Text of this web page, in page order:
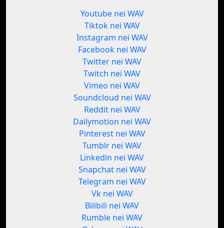
Youtube nei WAV
Tiktok nei WAV
Instagram nei WAV
Facebook nei WAV
Twitter nei WAV
Twitch nei WAV
Vimeo nei WAV
Soundcloud nei WAV
Reddit nei WAV
Dailymotion nei WAV
Pinterest nei WAV
Tumblr nei WAV
Linkedin nei WAV
Snapchat nei WAV
Telegram nei WAV
Vk nei WAV
Bilibili nei WAV
Rumble nei WAV